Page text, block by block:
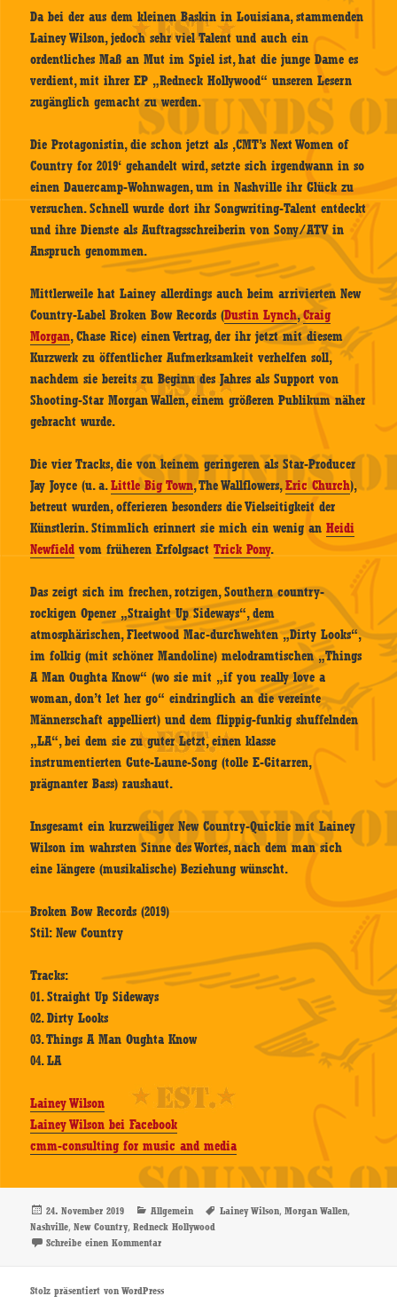
Da bei der aus dem kleinen Baskin in Louisiana, stammenden
Lainey Wilson, jedoch sehr viel Talent und auch ein
ordentliches Maß an Mut im Spiel ist, hat die junge Dame es
verdient, mit ihrer EP „Redneck Hollywood“ unseren Lesern
zugänglich gemacht zu werden.
Die Protagonistin, die schon jetzt als ‚CMT’s Next Women of
Country for 2019‘ gehandelt wird, setzte sich irgendwann in so
einen Dauercamp-Wohnwagen, um in Nashville ihr Glück zu
versuchen. Schnell wurde dort ihr Songwriting-Talent entdeckt
und ihre Dienste als Auftragsschreiberin von Sony/ATV in
Anspruch genommen.
Mittlerweile hat Lainey allerdings auch beim arrivierten New
Country-Label Broken Bow Records (Dustin Lynch,Craig
Morgan, Chase Rice) einen Vertrag, der ihr jetzt mit diesem
Kurzwerk zu öffentlicher Aufmerksamkeit verhelfen soll,
nachdem sie bereits zu Beginn des Jahres als Support von
Shooting-Star Morgan Wallen, einem größeren Publikum näher
gebracht wurde.
Die vier Tracks, die von keinem geringeren als Star-Producer
Jay Joyce (u. a.Little Big Town, The Wallflowers,Eric Church),
betreut wurden, offerieren besonders die Vielseitigkeit der
Künstlerin. Stimmlich erinnert sie mich ein wenig anHeidi
Newfield vom früheren ErfolgsactTrick Pony.
Das zeigt sich im frechen, rotzigen, Southern country-
rockigen Opener „Straight Up Sideways“, dem
atmosphärischen, Fleetwood Mac-durchwehten „Dirty Looks“,
im folkig (mit schöner Mandoline) melodramtischen „Things
A Man Oughta Know“ (wo sie mit „if you really love a
woman, don’t let her go“ eindringlich an die vereinte
Männerschaft appelliert) und dem flippig-funkig shuffelnden
„LA“, bei dem sie zu guter Letzt, einen klasse
instrumentierten Gute-Laune-Song (tolle E-Gitarren,
prägnanter Bass) raushaut.
Insgesamt ein kurzweiliger New Country-Quickie mit Lainey
Wilson im wahrsten Sinne des Wortes, nach dem man sich
eine längere (musikalische) Beziehung wünscht.
Broken Bow Records (2019)
Stil: New Country
Tracks:
01. Straight Up Sideways
02. Dirty Looks
03. Things A Man Oughta Know
04. LA
Lainey Wilson
Lainey Wilson bei Facebook
cmm-consulting for music and media
Veröffentlicht
am
24. November 2019 Kategorien
Allgemein Schlagwörter
Lainey Wilson,Morgan Wallen,
Nashville,New Country,Redneck Hollywood
Schreibe einen Kommentarzu Lainey Wilson – Redneck Hollywood – EP-Review
Stolz präsentiert von WordPress